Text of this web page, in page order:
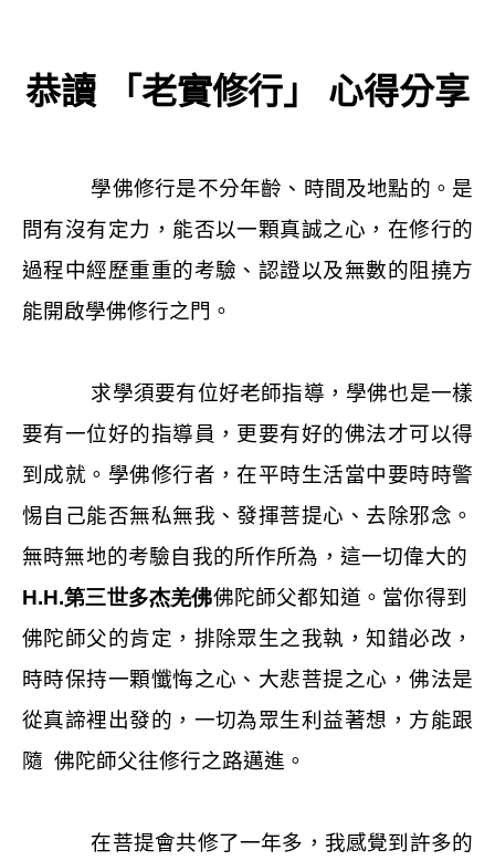
恭讀 「老實修行」 心得分享
學佛修行是不分年齡、時間及地點的。是
問有沒有定力，能否以一顆真誠之心，在修行的
過程中經歷重重的考驗、認證以及無數的阻撓方
能開啟學佛修行之門。
求學須要有位好老師指導，學佛也是一樣
要有一位好的指導員，更要有好的佛法才可以得
到成就。學佛修行者，在平時生活當中要時時警
惕自己能否無私無我、發揮菩提心、去除邪念。
無時無地的考驗自我的所作所為，這一切偉大的
H.H.第三世多杰羌佛佛陀師父都知道。當你得到
佛陀師父的肯定，排除眾生之我執，知錯必改，
時時保持一顆懺悔之心、大悲菩提之心，佛法是
從真諦裡出發的，一切為眾生利益著想，方能跟
隨 佛陀師父往修行之路邁進。
在菩提會共修了一年多，我感覺到許多的